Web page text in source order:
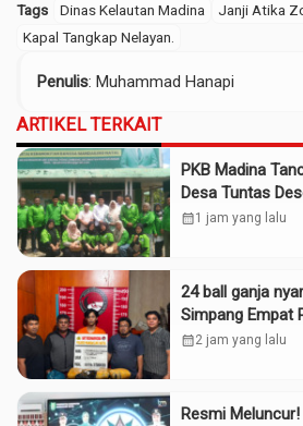
Tags Dinas Kelautan Madina
Janji Atika
Kapal Tangkap Nelayan.
Penulis: Muhammad Hanapi
ARTIKEL TERKAIT
PKB Madina
Desa Tuntas
Adalah Tokoh”
calendar_month1 jam yang lalu
24 ball ganja
Simpang Empat
calendar_month2 jam yang lalu
Resmi Meluncur!